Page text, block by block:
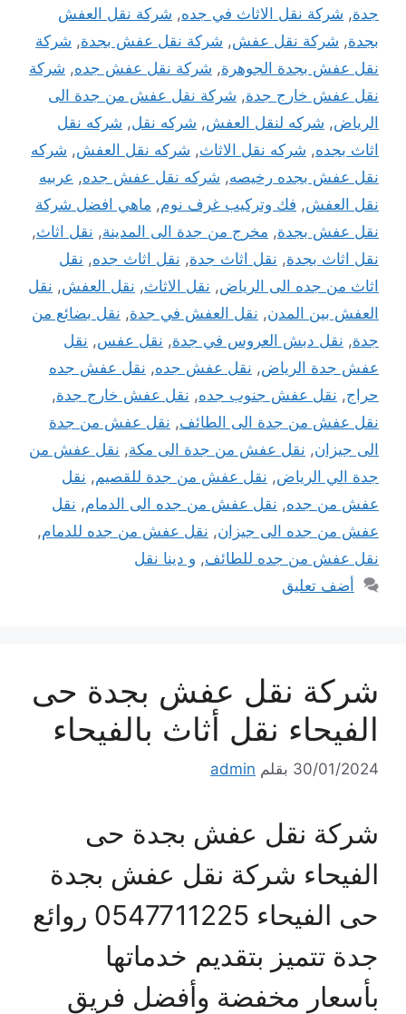
جدة, شركة نقل الاثاث في جده, شركة نقل العفش
بجدة, شركة نقل عفش, شركة نقل عفش بجدة, شركة
نقل عفش بجدة الجوهرة, شركة نقل عفش جده, شركة
نقل عفش خارج جدة, شركة نقل عفش من جدة الى
الرياض, شركه لنقل العفش, شركه نقل, شركه نقل
اثاث بجده, شركه نقل الاثاث, شركه نقل العفش, شركه
نقل عفش بجده رخيصه, شركه نقل عفش جده, عربيه
نقل العفش, فك وتركيب غرف نوم, ماهي افضل شركة
نقل عفش بجدة, مخرج من جدة الى المدينة, نقل اثاث,
نقل اثاث بجدة, نقل اثاث جدة, نقل اثاث جده, نقل
اثاث من جده الى الرياض, نقل الاثاث, نقل العفش, نقل
العفش بين المدن, نقل العفش في جدة, نقل بضائع من
جدة, نقل دبش العروس في جدة, نقل عفس, نقل
عفش جدة الرياض, نقل عفش جده, نقل عفش جده
حراج, نقل عفش جنوب جده, نقل عفش خارج جدة,
نقل عفش من جدة الى الطائف, نقل عفش من جدة
الى جيزان, نقل عفش من جدة الى مكة, نقل عفش من
جدة الي الرياض, نقل عفش من جدة للقصيم, نقل
عفش من جده, نقل عفش من جده الى الدمام, نقل
عفش من جده الى جيزان, نقل عفش من جده للدمام,
نقل عفش من جده للطائف, و دينا نقل
أضف تعليق
شركة نقل عفش بجدة حى
الفيحاء نقل أثاث بالفيحاء
30/01/2024 بقلم admin
شركة نقل عفش بجدة حى
الفيحاء شركة نقل عفش بجدة
حى الفيحاء 0547711225 روائع
جدة تتميز بتقديم خدماتها
بأسعار مخفضة وأفضل فريق